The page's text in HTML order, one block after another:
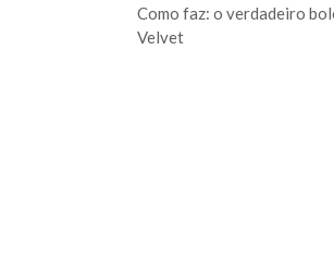
Como faz: o verdadeiro
Velvet